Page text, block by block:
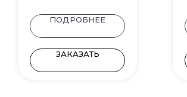
ПОДРОБНЕЕ
ЗАКАЗАТЬ